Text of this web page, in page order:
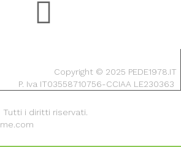
Copyright © 2025 PEDE1978.IT
P. Iva IT03558710756-CCIAA LE230363
i diritti riservati.